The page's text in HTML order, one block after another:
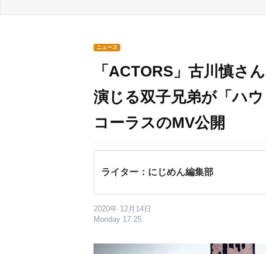
ニュース
「ACTORS」古川慎さ
演じる双子兄弟が「ハ
コーラスのMV公開
ライター：にじめん編集部
2020年 12月14日
Monday 17:25